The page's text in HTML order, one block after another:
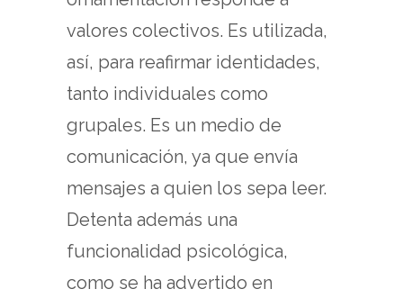
valores colectivos. Es utilizada,
así, para reafirmar identidades,
tanto individuales como
grupales. Es un medio de
comunicación, ya que envía
mensajes a quien los sepa leer.
Detenta además una
funcionalidad psicológica,
como se ha advertido en